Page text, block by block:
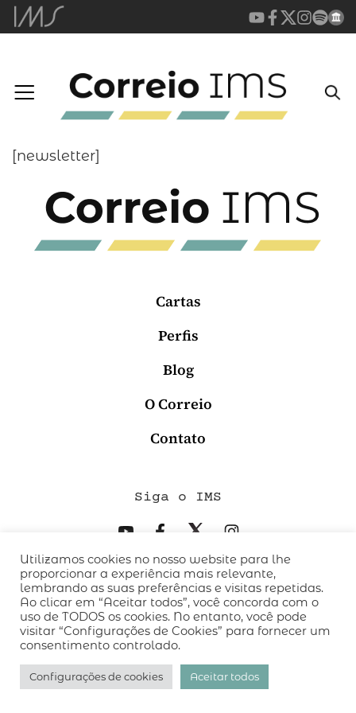
[newsletter]
Cartas
Perfis
Blog
O Correio
Contato
Siga o IMS
QUEM SOMOS
CÓDIGO DE CONDUTA
POLÍTICA DE PRIVACIDADE
TERMOS DE USO
Utilizamos cookies no nosso website para lhe
proporcionar a experiência mais relevante,
lembrando as suas preferências e visitas repetidas.
Ao clicar em “Aceitar todos”, você concorda com o
uso de TODOS os cookies. No entanto, você pode
visitar “Configurações de Cookies” para fornecer um
consentimento controlado.
Configurações de cookies Aceitar todos